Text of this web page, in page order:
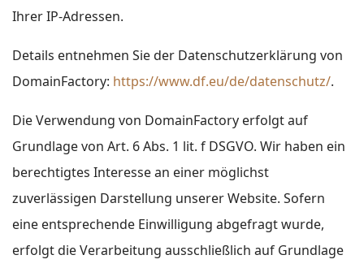
Ihrer IP-Adressen.
Details entnehmen Sie der Datenschutzerklärung von
DomainFactory: https://www.df.eu/de/datenschutz/.
Die Verwendung von DomainFactory erfolgt auf
Grundlage von Art. 6 Abs. 1 lit. f DSGVO. Wir haben ein
berechtigtes Interesse an einer möglichst
zuverlässigen Darstellung unserer Website. Sofern
eine entsprechende Einwilligung abgefragt wurde,
erfolgt die Verarbeitung ausschließlich auf Grundlage